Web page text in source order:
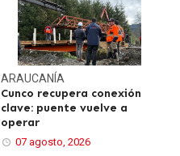
ARAUCANÍA
Cunco recupera conexión
clave: puente vuelve a
operar
07 agosto, 2026